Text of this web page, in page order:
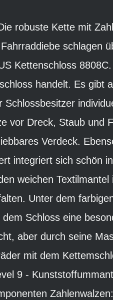
robuste Kette mit
schlagen
Kettenschloss
handelt. Es gibt
Schlossbesitzer
vor Dreck, Staub und
Verdeck.
integriert sich schön
weichen
Unter dem
Schloss eine
aber durch seine
mit dem
9 -